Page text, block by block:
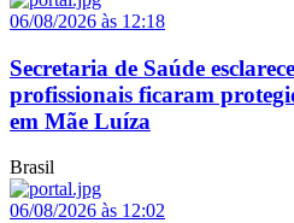
06/08/2026 às 12:18
Secretaria de Saúde
profissionais ficaram
em Mãe Luíza
Brasil
06/08/2026 às 12:02